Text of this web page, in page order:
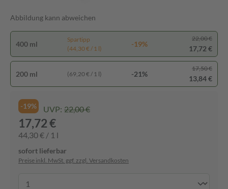
Abbildung kann abweichen
400 ml
Spartipp
(44,30 € / 1 l)
-19%
22,00 €
17,72 €
200 ml (69,20 € / 1 l) -21%
17,50 €
13,84 €
-19% UVP: 22,00 €
17,72 €
44,30 € / 1 l
sofort lieferbar
Preise inkl. MwSt. ggf. zzgl. Versandkosten